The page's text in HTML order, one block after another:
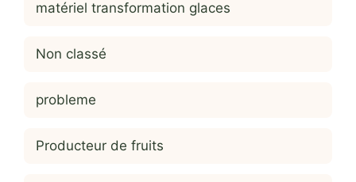
matériel transformation glaces
Non classé
probleme
Producteur de fruits